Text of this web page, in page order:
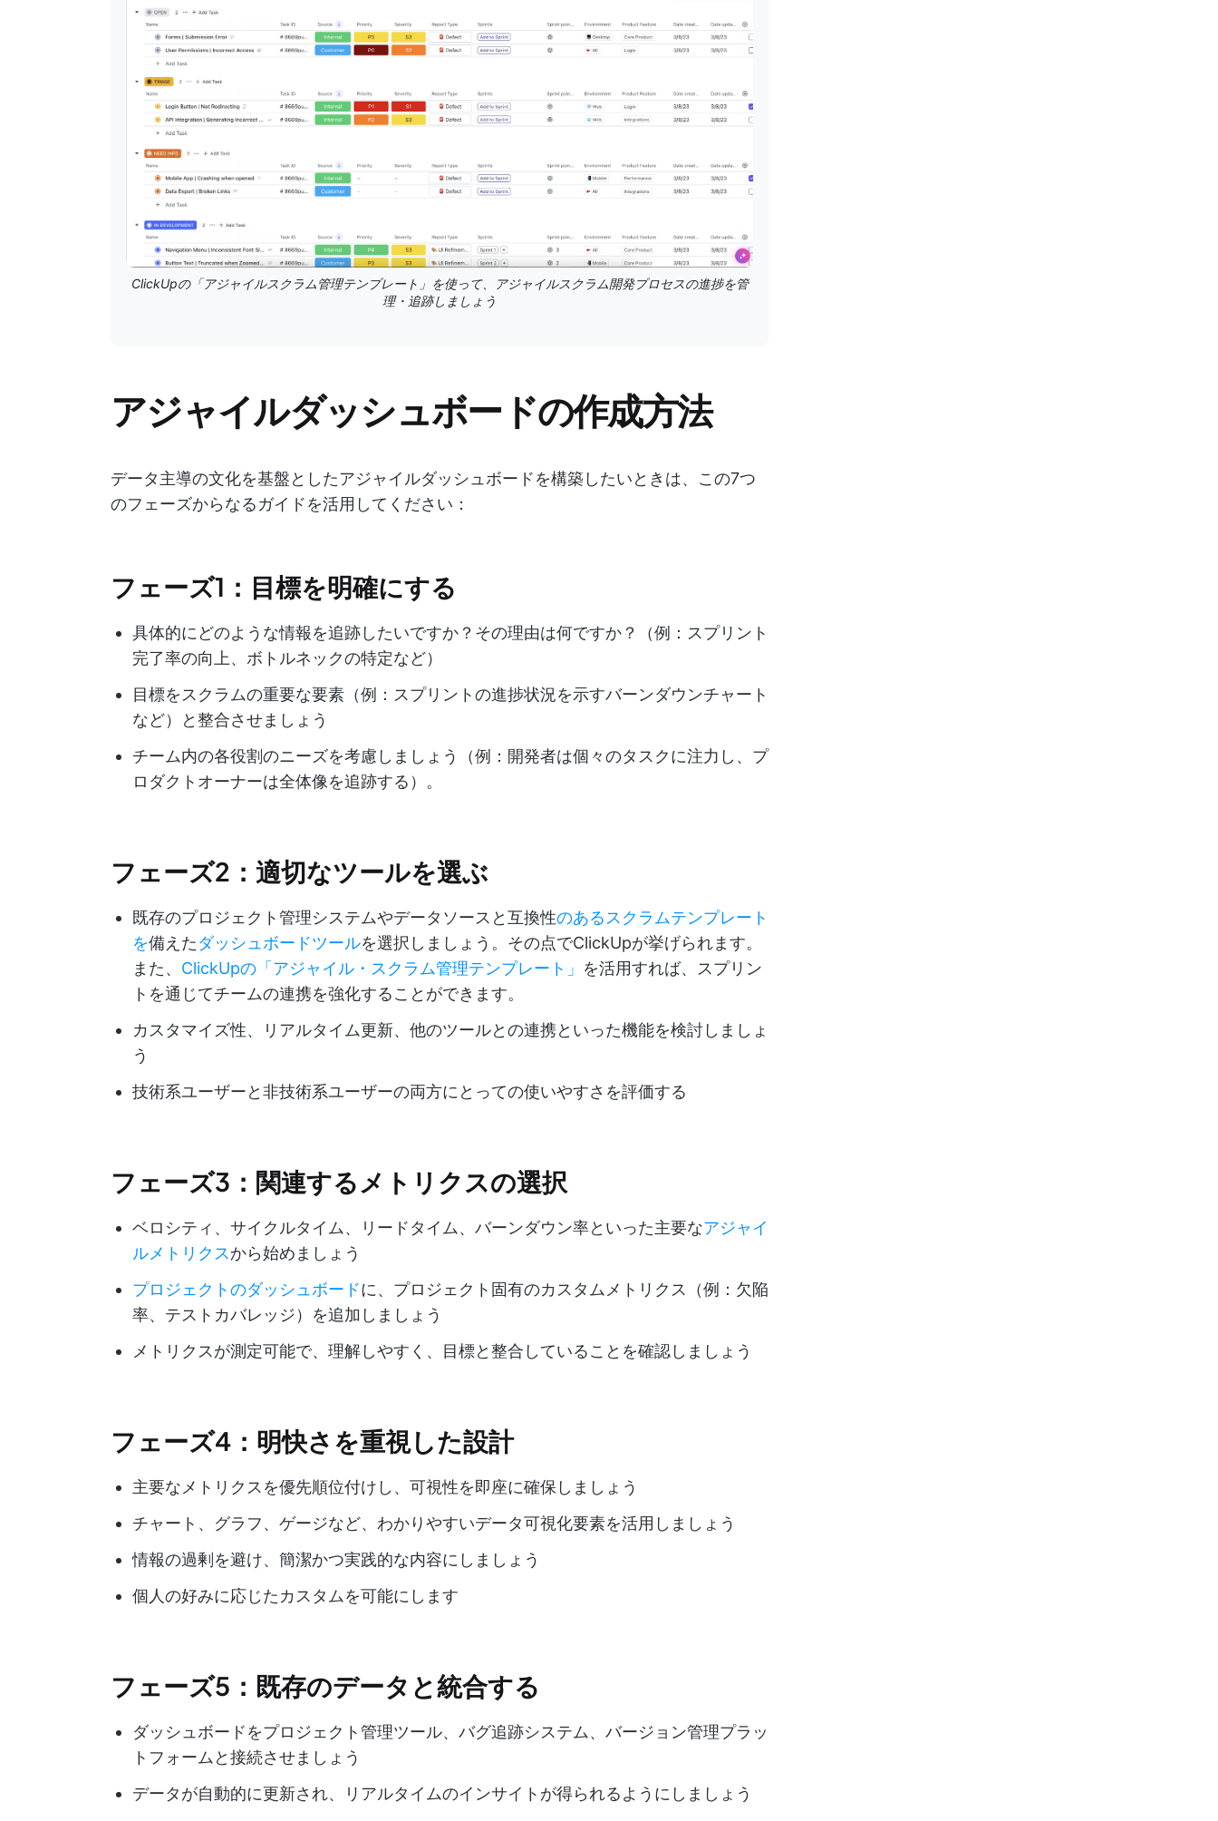
ClickUpの「アジャイルスクラム管理テンプレート」を使って、アジャイルスクラム開発プロセスの進捗を管
理・追跡しましょう
アジャイルダッシュボードの作成方法
データ主導の文化を基盤としたアジャイルダッシュボードを構築したいときは、この7つ
のフェーズからなるガイドを活用してください：
フェーズ1：目標を明確にする
具体的にどのような情報を追跡したいですか？その理由は何ですか？（例：スプリント
完了率の向上、ボトルネックの特定など）
目標をスクラムの重要な要素（例：スプリントの進捗状況を示すバーンダウンチャート
など）と整合させましょう
チーム内の各役割のニーズを考慮しましょう（例：開発者は個々のタスクに注力し、プ
ロダクトオーナーは全体像を追跡する）。
フェーズ2：適切なツールを選ぶ
既存のプロジェクト管理システムやデータソースと互換性のあるスクラムテンプレート
を備えたダッシュボードツールを選択しましょう。その点でClickUpが挙げられます。
また、 ClickUpの「アジャイル・スクラム管理テンプレート」 を活用すれば、スプリン
トを通じてチームの連携を強化することができます。
カスタマイズ性、リアルタイム更新、他のツールとの連携といった機能を検討しましょ
う
技術系ユーザーと非技術系ユーザーの両方にとっての使いやすさを評価する
フェーズ3：関連するメトリクスの選択
ベロシティ、サイクルタイム、リードタイム、バーンダウン率といった主要なアジャイ
ルメトリクスから始めましょう
プロジェクトのダッシュボードに、プロジェクト固有のカスタムメトリクス（例：欠陥
率、テストカバレッジ）を追加しましょう
メトリクスが測定可能で、理解しやすく、目標と整合していることを確認しましょう
フェーズ4：明快さを重視した設計
主要なメトリクスを優先順位付けし、可視性を即座に確保しましょう
チャート、グラフ、ゲージなど、わかりやすいデータ可視化要素を活用しましょう
情報の過剰を避け、簡潔かつ実践的な内容にしましょう
個人の好みに応じたカスタムを可能にします
フェーズ5：既存のデータと統合する
ダッシュボードをプロジェクト管理ツール、バグ追跡システム、バージョン管理プラッ
トフォームと接続させましょう
データが自動的に更新され、リアルタイムのインサイトが得られるようにしましょう